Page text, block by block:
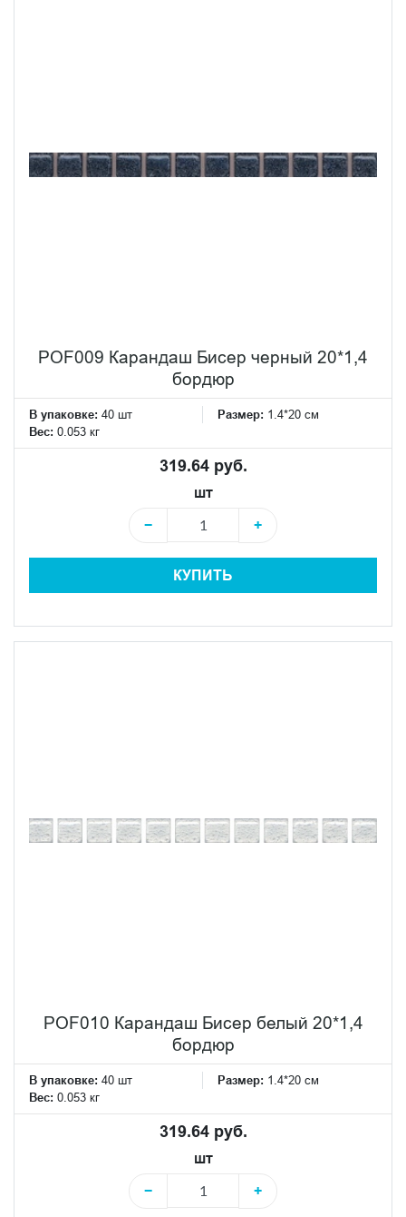
POF009 Карандаш Бисер черный 20*1,4
бордюр
В упаковке: 40 шт Размер: 1.4*20 см
Вес: 0.053 кг
319.64 руб.
шт
−
+
КУПИТЬ
POF010 Карандаш Бисер белый 20*1,4
бордюр
В упаковке: 40 шт Размер: 1.4*20 см
Вес: 0.053 кг
319.64 руб.
шт
−
+